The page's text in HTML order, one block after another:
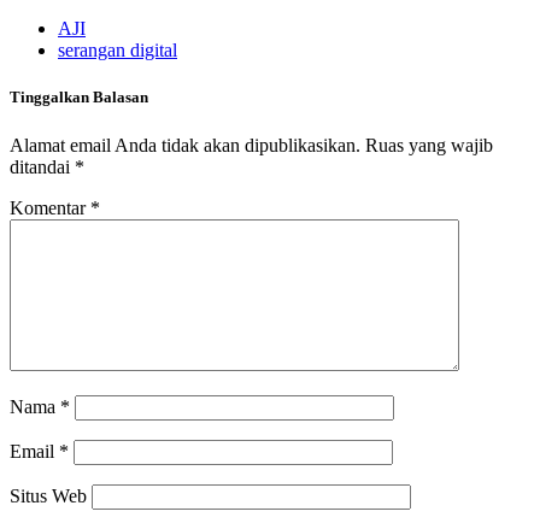
AJI
serangan digital
Tinggalkan Balasan
Alamat email Anda tidak akan dipublikasikan. Ruas yang wajib
ditandai *
Komentar *
Nama *
Email *
Situs Web